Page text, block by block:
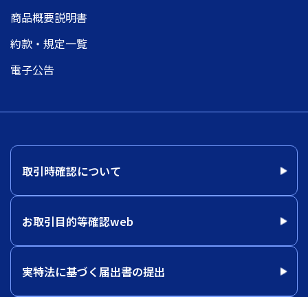
商品概要説明書
約款・規定一覧
電子公告
取引時確認について
お取引目的等確認web
実特法に基づく届出書の提出